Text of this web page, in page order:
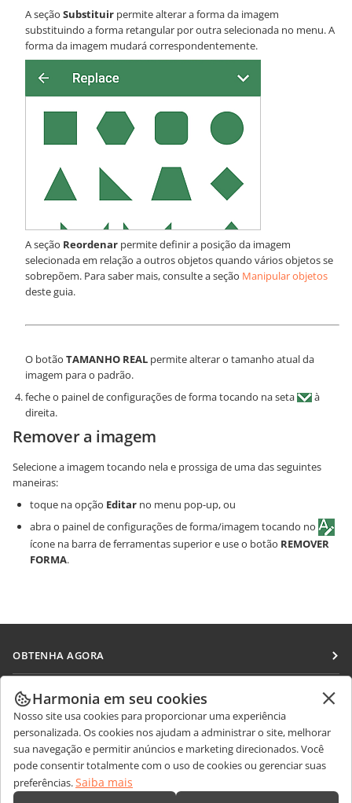
A seção Substituir permite alterar a forma da imagem
substituindo a forma retangular por outra selecionada no menu. A
forma da imagem mudará correspondentemente.
A seção Reordenar permite definir a posição da imagem
selecionada em relação a outros objetos quando vários objetos se
sobrepõem. Para saber mais, consulte a seção Manipular objetos
deste guia.
O botão TAMANHO REAL permite alterar o tamanho atual da
imagem para o padrão.
feche o painel de configurações de forma tocando na seta
à
direita.
Remover a imagem
Selecione a imagem tocando nela e prossiga de uma das seguintes
maneiras:
toque na opção Editar no menu pop-up, ou
abra o painel de configurações de forma/imagem tocando no
ícone na barra de ferramentas superior e use o botão REMOVER
FORMA.
OBTENHA AGORA
Docs
DocSpace
Workspace
Conectores
Aplicativos para desktop
COLABORAR
Para colaboradores
Para tradutores
Para influenciadores
Vagas
RECEBA NOTÍCIAS
Blog
OBTER AJUDA
Fórum
Harmonia em seu cookies
Nosso site usa cookies para proporcionar uma experiência
personalizada. Os cookies nos ajudam a administrar o site, melhorar
sua navegação e permitir anúncios e marketing direcionados. Você
pode consentir totalmente com o uso de cookies ou gerenciar suas
preferências.Saiba mais